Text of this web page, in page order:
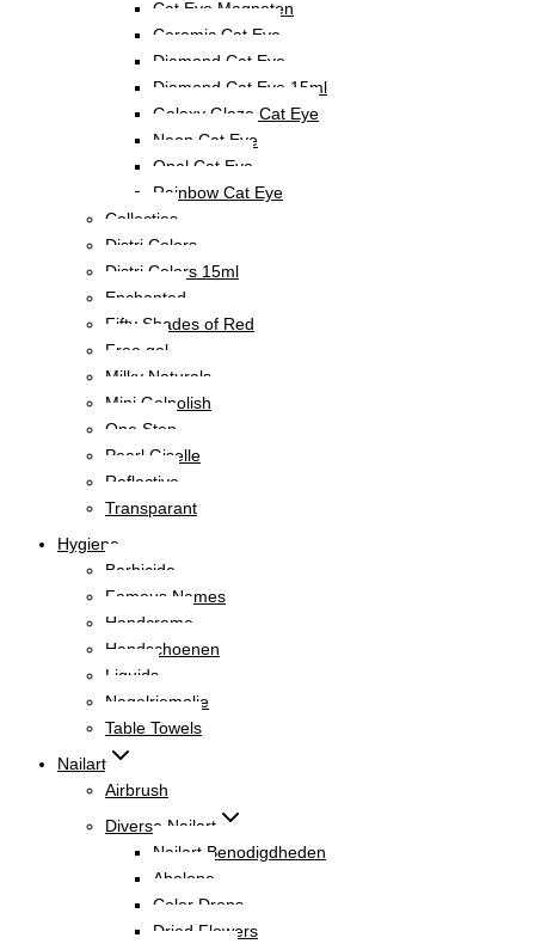
Cat Eye Magneten
Ceramic Cat Eye
Diamond Cat Eye
Diamond Cat Eye 15ml
Galaxy Glaze Cat Eye
Neon Cat Eye
Opal Cat Eye
Rainbow Cat Eye
Collecties
Distri Colors
Distri Colors 15ml
Enchanted
Fifty Shades of Red
Free gel
Milky Naturals
Mini Gelpolish
One Step
Pearl Giselle
Reflective
Transparant
Hygiene
Barbicide
Famous Names
Handcreme
Handschoenen
Liquids
Nagelriemolie
Table Towels
Nailart
Airbrush
Diverse Nailart
Nailart Benodigdheden
Abalone
Color Drops
Dried Flowers